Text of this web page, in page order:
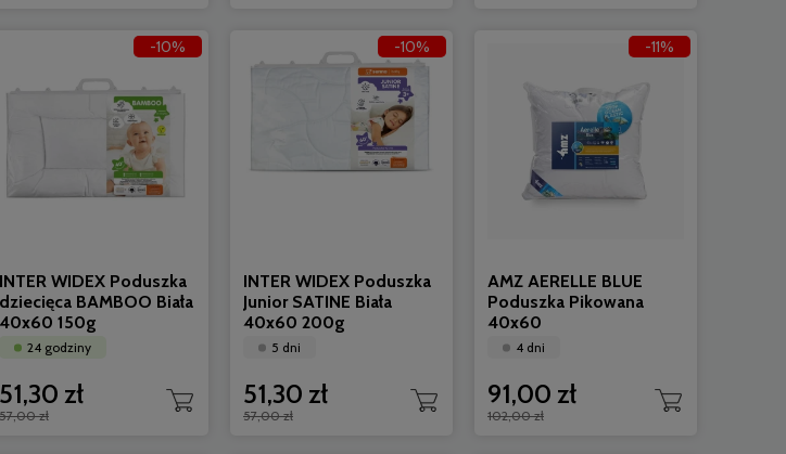
INTER WIDEX Poduszka
dziecięca BAMBOO Biała
40x60 150g
24 godziny
51,30 zł
57,00 zł
-10%
INTER WIDEX Poduszka
Junior SATINE Biała
40x60 200g
5 dni
51,30 zł
57,00 zł
-10%
AMZ AERELLE BLUE
Poduszka Pikowana
40x60
4 dni
91,00 zł
102,00 zł
-11%